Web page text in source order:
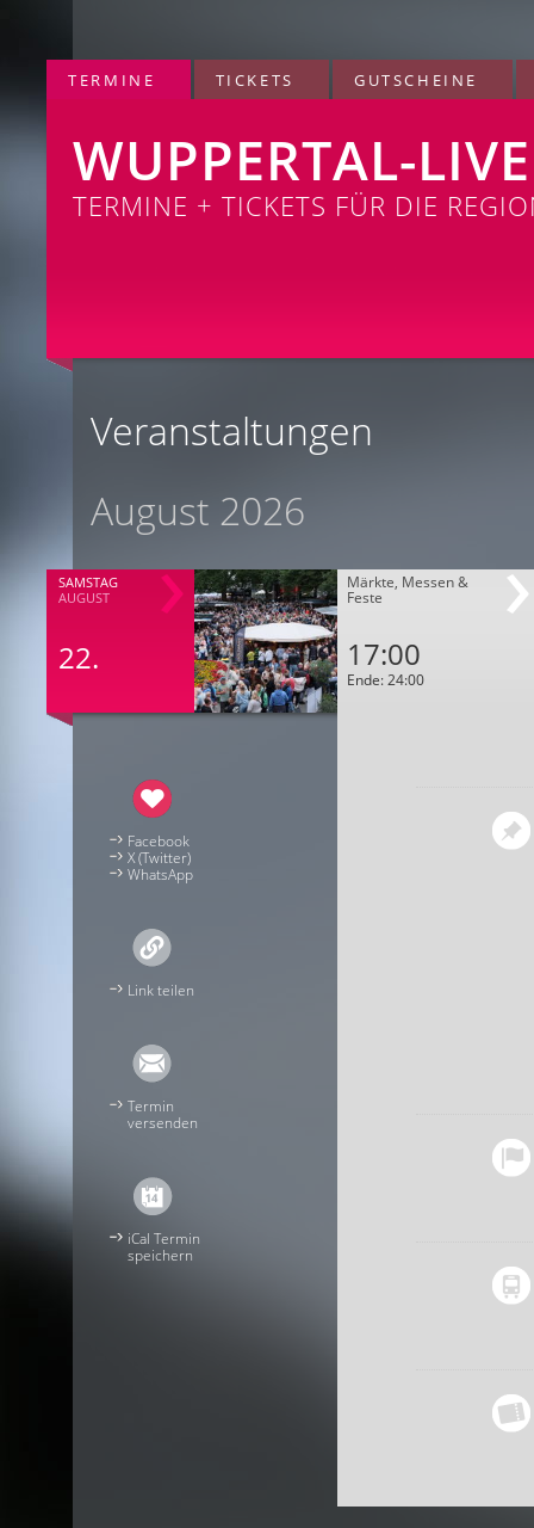
TERMINE TICKETS GUTSCHEINE
WUPPERTAL-LIVE
TERMINE + TICKETS FÜR DIE
Veranstaltungen
August 2026
SAMSTAG
AUGUST
22.
Märkte, Messen &
Feste
17:00
Ende: 24:00
Facebook
X (Twitter)
WhatsApp
Link teilen
Termin
versenden
iCal Termin
speichern